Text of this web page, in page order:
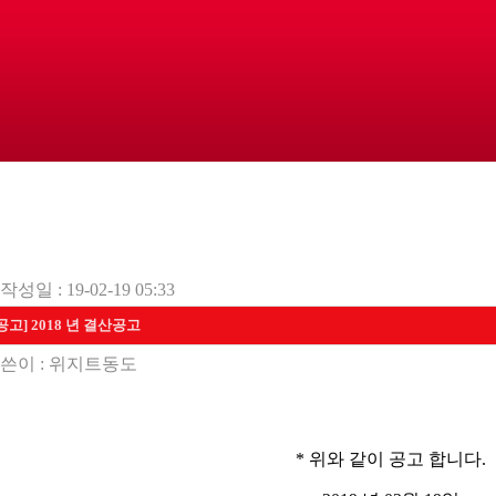
작성일 : 19-02-19 05:33
고] 2018 년 결산공고
이 : 위지트동도
* 위와 같이 공고 합니다.